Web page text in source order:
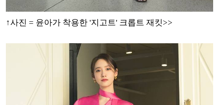
↑사진 = 윤아가 착용한 '지고트' 크롭트 재킷>>